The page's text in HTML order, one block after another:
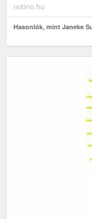
notino.hu
Hasonlók, mint Janeke